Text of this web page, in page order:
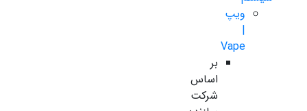
ویپ
|
Vape
بر
اساس
شرکت